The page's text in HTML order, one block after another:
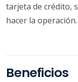
tarjeta de crédito,
hacer la operación.
Beneficios